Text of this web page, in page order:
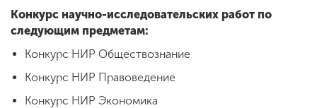
Конкурс научно-исследовательских работ по
следующим предметам:
Конкурс НИР Обществознание
Конкурс НИР Правоведение
Конкурс НИР Экономика